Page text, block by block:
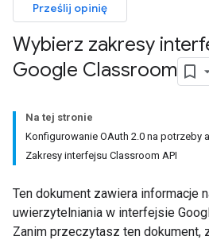
Prześlij opinię
Wybierz zakresy
Google Classroom
Na tej stronie
Konfigurowanie OAuth 2.0 na potrzeby
Zakresy interfejsu Classroom API
Ten dokument zawiera informacje
uwierzytelniania w interfejsie
Zanim przeczytasz ten dokument,